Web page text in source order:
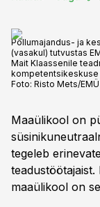
Põllumajandus- ja
(vasakul) tutvustas
Mait Klaassenile
kompetentsikeskuse
Foto: Risto Mets/EMÜ
Maaülikool on
tegeleb
maaülikool on